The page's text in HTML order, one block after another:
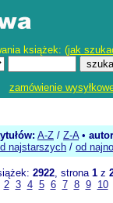
książek: (jak
zamówienie
A-Z / Z-A•
najstarszych / od
2922, strona 1z
2 3 4 5 6 7 8 9 10